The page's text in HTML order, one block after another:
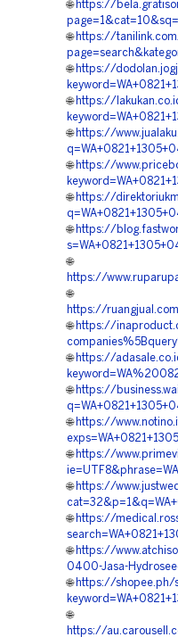
🌐 https://
🌐 https://
🌐 https://
🌐 https://
🌐 https://
🌐 https://
🌐 https://
🌐 https://
🌐
https://
🌐
https://
🌐 https://
🌐 https://
🌐 https://
🌐 https://
🌐 https://
🌐 https://
🌐 https://
🌐 https://
0400-Jasa-
🌐 https://shopee.ph/
🌐
https://